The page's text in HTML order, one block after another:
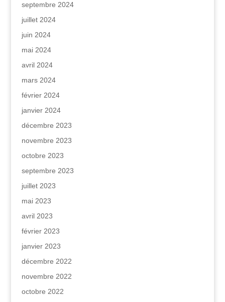
septembre 2024
juillet 2024
juin 2024
mai 2024
avril 2024
mars 2024
février 2024
janvier 2024
décembre 2023
novembre 2023
octobre 2023
septembre 2023
juillet 2023
mai 2023
avril 2023
février 2023
janvier 2023
décembre 2022
novembre 2022
octobre 2022